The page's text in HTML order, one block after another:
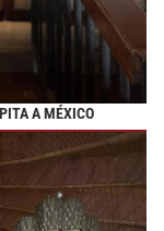
A MÉXICO